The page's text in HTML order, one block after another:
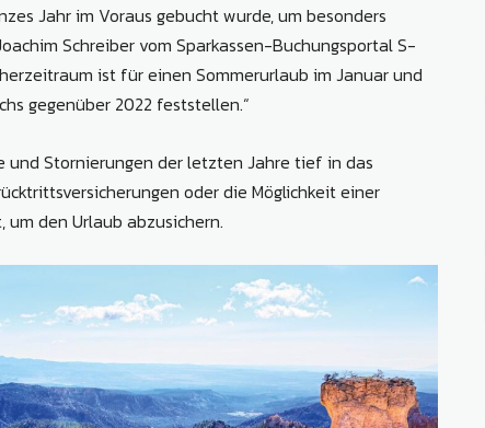
Jahr im Voraus gebucht wurde, um besonders
Schreiber vom Sparkassen-Buchungsportal S-
ist für einen Sommerurlaub im Januar und
gegenüber 2022 feststellen.“
und Stornierungen der letzten Jahre tief in das
oder die Möglichkeit einer
den Urlaub abzusichern.